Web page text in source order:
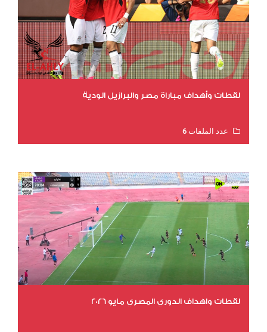
لقطات وأهداف مباراة مصر والبرازيل الودية
عدد الملفات 6
لقطات واهداف الدوري المصري مايو 2026